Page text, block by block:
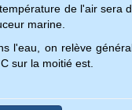
de l'air sera
marine.
l'eau, on relève
sur la moitié est.